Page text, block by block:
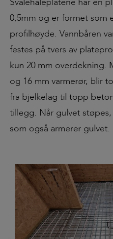
0,5mm og er formet som
profilhøyde. Vannbåren
festes på tvers av
kun 20 mm overdekning.
og 16 mm varmerør, blir
fra bjelkelag til topp
tillegg. Når gulvet
som også armerer gulvet.